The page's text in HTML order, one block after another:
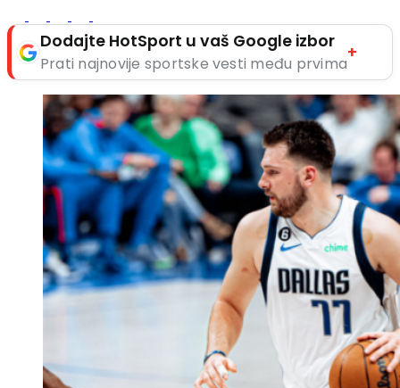
Dodajte HotSport u vaš Google izbor
Prati najnovije sportske vesti među prvima
+